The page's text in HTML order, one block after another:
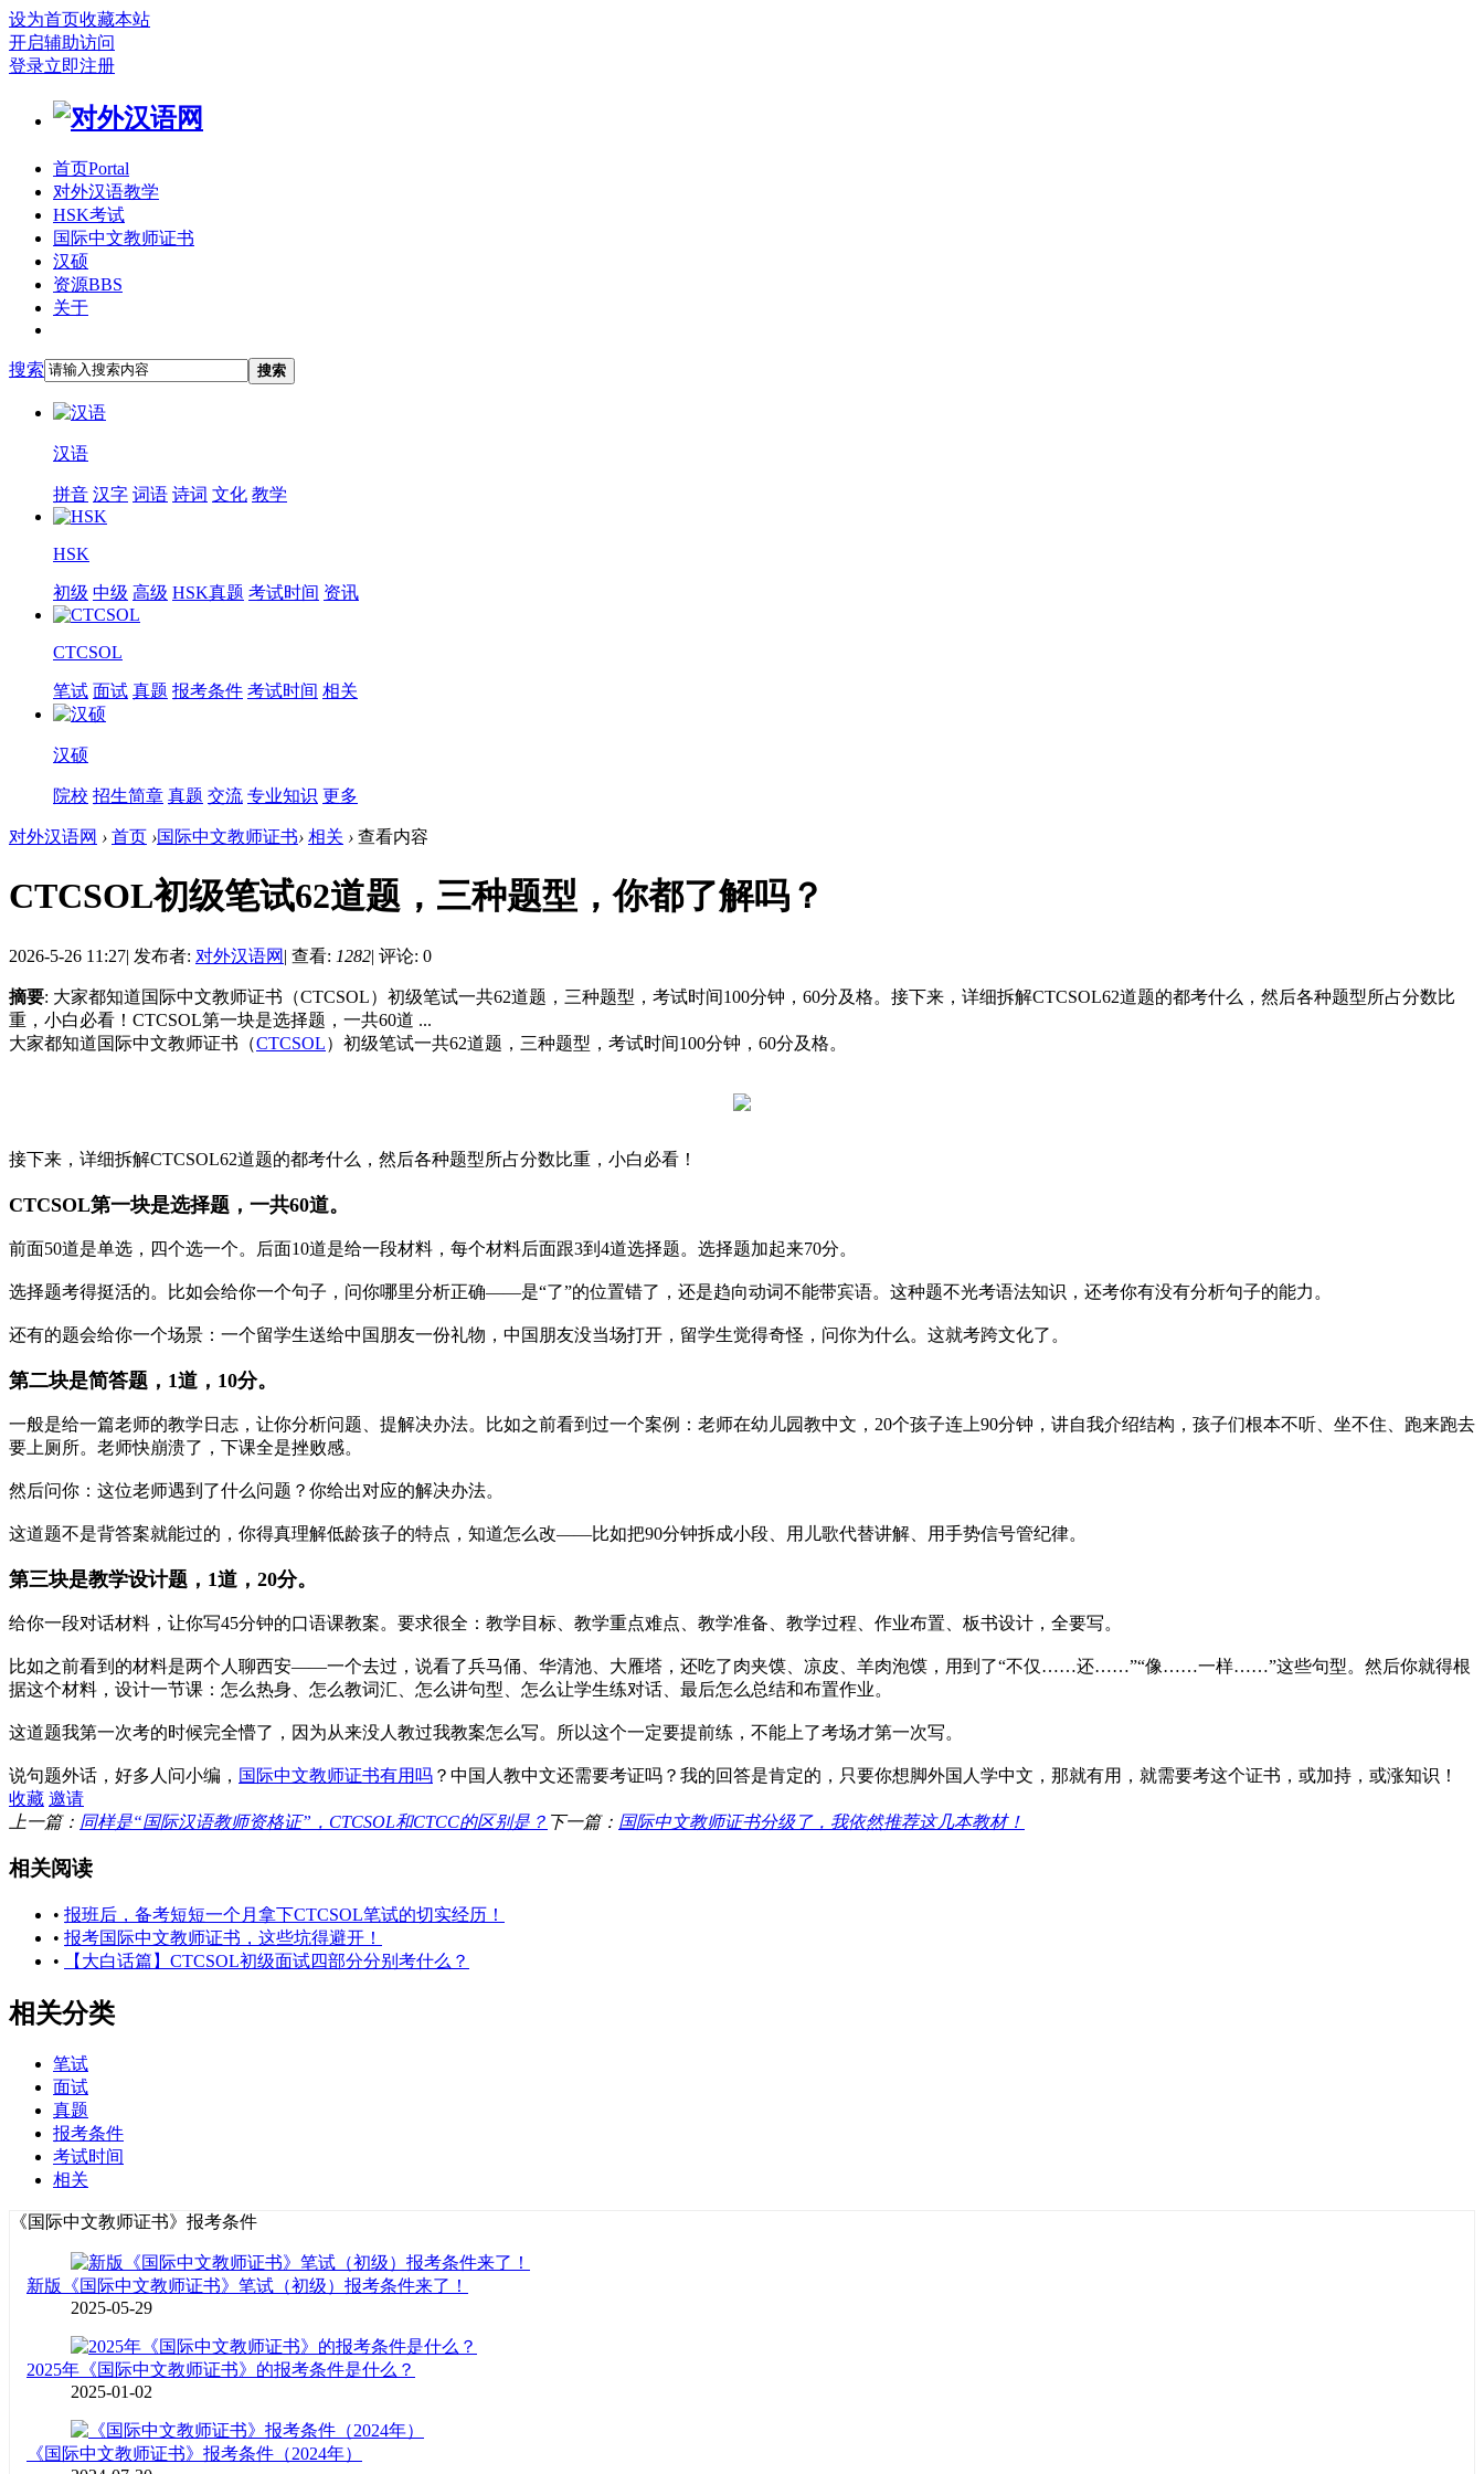
设为首页收藏本站
开启辅助访问
登录立即注册
首页Portal
对外汉语教学
HSK考试
国际中文教师证书
汉硕
资源BBS
关于
搜索 搜索
汉语
拼音 汉字 词语 诗词 文化 教学
HSK
初级 中级 高级 HSK真题 考试时间 资讯
CTCSOL
笔试 面试 真题 报考条件 考试时间 相关
汉硕
院校 招生简章 真题 交流 专业知识 更多
对外汉语网 › 首页 ›国际中文教师证书› 相关 › 查看内容
CTCSOL初级笔试62道题，三种题型，你都了解吗？
2026-5-26 11:27| 发布者: 对外汉语网 | 查看: 1282| 评论: 0
摘要: 大家都知道国际中文教师证书（CTCSOL）初级笔试一共62道题，三种题型，考试时间100分钟，60分及格。接下来，详细拆解CTCSOL62道题的都考什么，然后各种题型所占分数比
重，小白必看！CTCSOL第一块是选择题，一共60道 ...
大家都知道国际中文教师证书（CTCSOL）初级笔试一共62道题，三种题型，考试时间100分钟，60分及格。
接下来，详细拆解CTCSOL62道题的都考什么，然后各种题型所占分数比重，小白必看！
CTCSOL第一块是选择题，一共60道。
前面50道是单选，四个选一个。后面10道是给一段材料，每个材料后面跟3到4道选择题。选择题加起来70分。
选择题考得挺活的。比如会给你一个句子，问你哪里分析正确——是“了”的位置错了，还是趋向动词不能带宾语。这种题不光考语法知识，还考你有没有分析句子的能力。
还有的题会给你一个场景：一个留学生送给中国朋友一份礼物，中国朋友没当场打开，留学生觉得奇怪，问你为什么。这就考跨文化了。
第二块是简答题，1道，10分。
一般是给一篇老师的教学日志，让你分析问题、提解决办法。比如之前看到过一个案例：老师在幼儿园教中文，20个孩子连上90分钟，讲自我介绍结构，孩子们根本不听、坐不住、跑来跑去
要上厕所。老师快崩溃了，下课全是挫败感。
然后问你：这位老师遇到了什么问题？你给出对应的解决办法。
这道题不是背答案就能过的，你得真理解低龄孩子的特点，知道怎么改——比如把90分钟拆成小段、用儿歌代替讲解、用手势信号管纪律。
第三块是教学设计题，1道，20分。
给你一段对话材料，让你写45分钟的口语课教案。要求很全：教学目标、教学重点难点、教学准备、教学过程、作业布置、板书设计，全要写。
比如之前看到的材料是两个人聊西安——一个去过，说看了兵马俑、华清池、大雁塔，还吃了肉夹馍、凉皮、羊肉泡馍，用到了“不仅……还……”“像……一样……”这些句型。然后你就得根
据这个材料，设计一节课：怎么热身、怎么教词汇、怎么讲句型、怎么让学生练对话、最后怎么总结和布置作业。
这道题我第一次考的时候完全懵了，因为从来没人教过我教案怎么写。所以这个一定要提前练，不能上了考场才第一次写。
说句题外话，好多人问小编， 国际中文教师证书有用吗 ？ 中国人教中文还需要考证吗？我的回答是肯定的，只要你想脚外国人学中文，那就有用，就需要考这个证书，或加持，或涨知识！
收藏 邀请
上一篇： 同样是“国际汉语教师资格证”，CTCSOL和CTCC的区别是？ 下一篇： 国际中文教师证书分级了，我依然推荐这几本教材！
相关阅读
• 报班后，备考短短一个月拿下CTCSOL笔试的切实经历！
• 报考国际中文教师证书，这些坑得避开！
•
【大白话篇】CTCSOL初级面试四部分分别考什么？
相关分类
笔试
面试
真题
报考条件
考试时间
相关
《国际中文教师证书》报考条件
新版《国际中文教师证书》笔试（初级）报考条件来了！
2025-05-29
2025年《国际中文教师证书》的报考条件是什么？
2025-01-02
《国际中文教师证书》报考条件（2024年）